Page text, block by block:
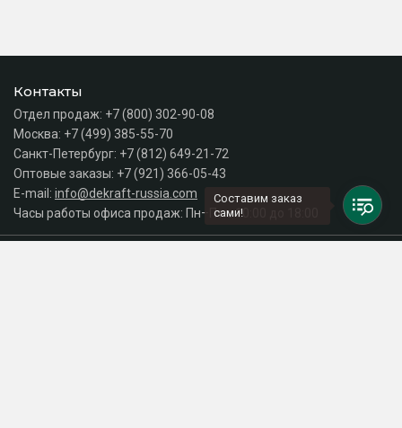
Контакты
Отдел продаж: +7 (800) 302-90-08
Москва: +7 (499) 385-55-70
Санкт-Петербург: +7 (812) 649-21-72
Оптовые заказы: +7 (921) 366-05-43
E-mail: info@dekraft-russia.com
Часы работы офиса продаж: Пн–Пт с 10:00 до 18:00
Составим заказ
сами!